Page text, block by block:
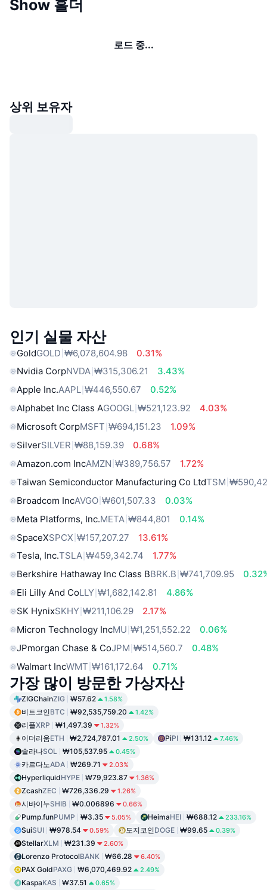
Show 홀더
로드 중...
상위 보유자
인기 실물 자산
GoldGOLD ₩6,078,604.98
0.31%
Nvidia CorpNVDA ₩315,306.21
3.43%
Apple Inc.AAPL ₩446,550.67
0.52%
Alphabet Inc Class AGOOGL ₩521,123.92
4.03%
Microsoft CorpMSFT ₩694,151.23
1.09%
SilverSILVER ₩88,159.39
0.68%
Amazon.com IncAMZN ₩389,756.57
1.72%
Taiwan Semiconductor Manufacturing Co LtdTSM
Broadcom IncAVGO ₩601,507.33
0.03%
Meta Platforms, Inc.META ₩844,801
0.14%
SpaceXSPCX ₩157,207.27
13.61%
Tesla, Inc.TSLA ₩459,342.74
1.77%
Berkshire Hathaway Inc Class BBRK.B ₩741,709.95
Eli Lilly And CoLLY ₩1,682,142.81
4.86%
SK HynixSKHY ₩211,106.29
2.17%
Micron Technology IncMU ₩1,251,552.22
0.06%
JPmorgan Chase & CoJPM ₩514,560.7
0.48%
Walmart IncWMT ₩161,172.64 0.71%
가장 많이 방문한 가상자산
ZIGChainZIG ₩57.62 1.58%
비트코인BTC ₩92,535,759.20 1.42%
리플XRP ₩1,497.39 1.32%
이더리움ETH ₩2,724,787.01 2.50% PiPI ₩131.12 7.46%
솔라나SOL ₩105,537.95 0.45%
카르다노ADA ₩269.71 2.03%
HyperliquidHYPE ₩79,923.87 1.36%
ZcashZEC ₩726,336.29 1.26%
시바이누SHIB ₩0.006896 0.66%
Pump.funPUMP ₩3.35 5.05% HeimaHEI ₩688.12 233.16%
SuiSUI ₩978.54 0.59% 도지코인DOGE ₩99.65 0.39%
StellarXLM ₩231.39 2.60%
Lorenzo ProtocolBANK ₩66.28 6.40%
PAX GoldPAXG ₩6,070,469.92 2.49%
KaspaKAS ₩37.51 0.65%